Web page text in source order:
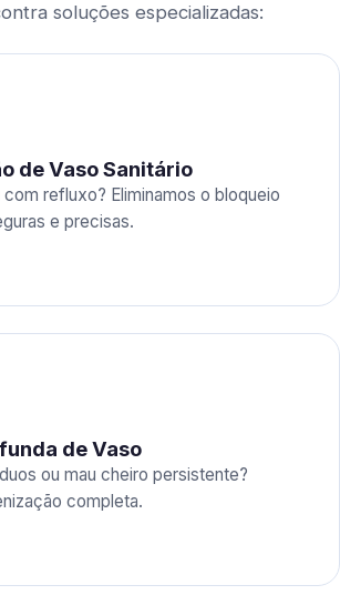
soluções especializadas:
de Vaso Sanitário
refluxo? Eliminamos o bloqueio
e precisas.
de Vaso
ou mau cheiro persistente?
completa.